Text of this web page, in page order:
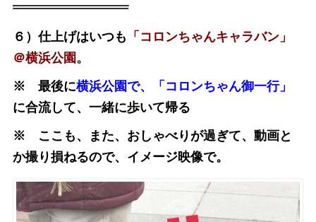
６）仕上げはいつも 「コロンちゃんキャラバン」
＠横浜公園。
※ 最後に横浜公園で、「コロンちゃん御一行」
に合流して、一緒に歩いて帰る
※ ここも、また、おしゃべりが過ぎて、動画と
か撮り損ねるので、イメージ映像で。